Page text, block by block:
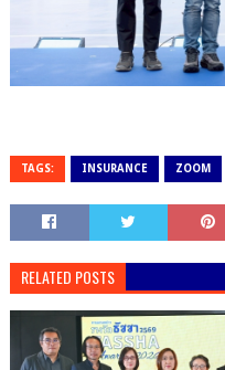
TAGS: INSURANCE ZOOM
RELATED POSTS